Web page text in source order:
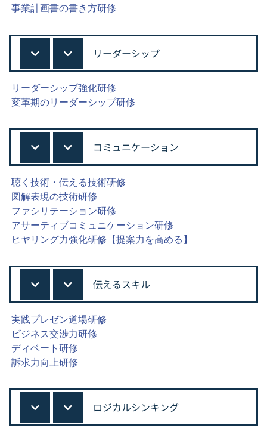
事業計画書の書き方研修
リーダーシップ
リーダーシップ強化研修
変革期のリーダーシップ研修
コミュニケーション
聴く技術・伝える技術研修
図解表現の技術研修
ファシリテーション研修
アサーティブコミュニケーション研修
ヒヤリング力強化研修【提案力を高める】
伝えるスキル
実践プレゼン道場研修
ビジネス交渉力研修
ディベート研修
訴求力向上研修
ロジカルシンキング